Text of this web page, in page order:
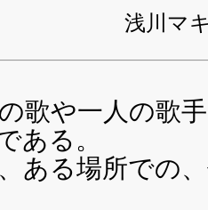
浅川マ
歌や一人の歌
ある。
ある場所での